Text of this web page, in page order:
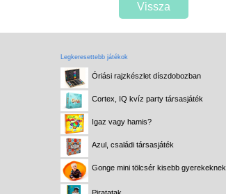
Vissza
Legkeresettebb játékok
Óriási rajzkészlet díszdobozban
Cortex, IQ kvíz party társasjáték
Igaz vagy hamis?
Azul, családi társasjáték
Gonge mini tölcsér kisebb gyerekeknek